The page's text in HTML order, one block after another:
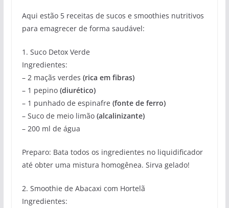
Aqui estão 5 receitas de sucos e smoothies nutritivos
para emagrecer de forma saudável:
1. Suco Detox Verde
Ingredientes:
– 2 maçãs verdes (rica em fibras)
– 1 pepino (diurético)
– 1 punhado de espinafre (fonte de ferro)
– Suco de meio limão (alcalinizante)
– 200 ml de água
Preparo: Bata todos os ingredientes no liquidificador
até obter uma mistura homogênea. Sirva gelado!
2. Smoothie de Abacaxi com Hortelã
Ingredientes: